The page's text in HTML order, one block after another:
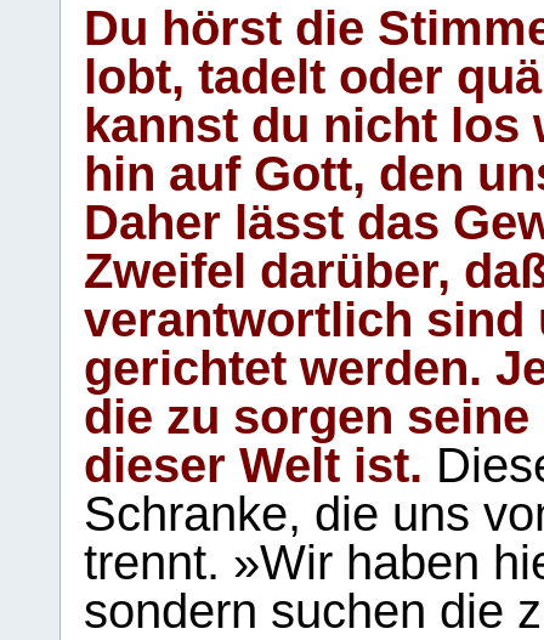
Du hörst die
lobt, tadelt oder
kannst du nicht los
hin auf Gott, den
Daher lässt das
Zweifel darüber,
verantwortlich sind
gerichtet werden.
die zu sorgen
dieser Welt ist.
Schranke, die uns
trennt. »Wir haben
sondern suchen die